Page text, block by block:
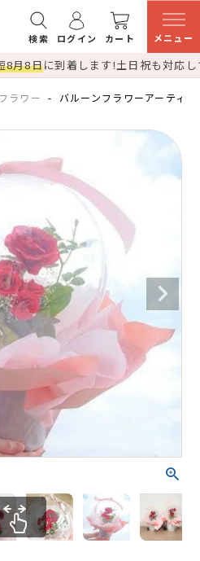
検索 ログイン カート メニュー
8月8日に到着します!土日祝も対応
ラワー バルーンフラワーアーティ